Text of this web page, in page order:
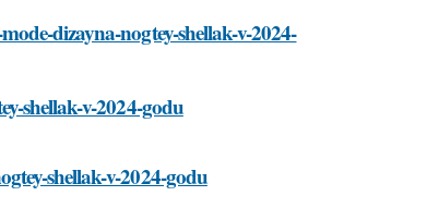
dizayna-nogtey-shellak-v-2024-
shellak-v-2024-godu
shellak-v-2024-godu